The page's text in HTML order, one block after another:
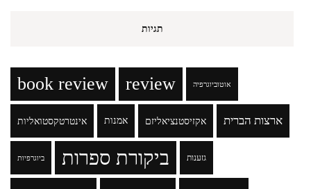
תגיות
book review review אוטוביוגרפיה
אינטרטקסטואליות אמנות אקזיסטנציאליזם ארצות הברית
ביוגרפיות ביקורת ספרות גזענות